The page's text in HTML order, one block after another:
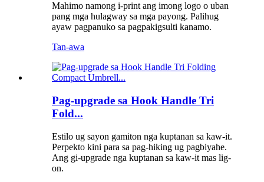
Mahimo namong i-print ang imong logo o uban
pang mga hulagway sa mga payong. Palihug
ayaw pagpanuko sa pagpakigsulti kanamo.
Tan-awa
Pag-upgrade sa Hook Handle Tri
Fold...
Estilo ug sayon ​​gamiton nga kuptanan sa kaw-it.
Perpekto kini para sa pag-hiking ug pagbiyahe.
Ang gi-upgrade nga kuptanan sa kaw-it mas lig-
on.